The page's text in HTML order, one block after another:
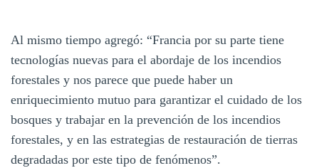
Al mismo tiempo agregó: “Francia por su parte tiene
tecnologías nuevas para el abordaje de los incendios
forestales y nos parece que puede haber un
enriquecimiento mutuo para garantizar el cuidado de los
bosques y trabajar en la prevención de los incendios
forestales, y en las estrategias de restauración de tierras
degradadas por este tipo de fenómenos”.